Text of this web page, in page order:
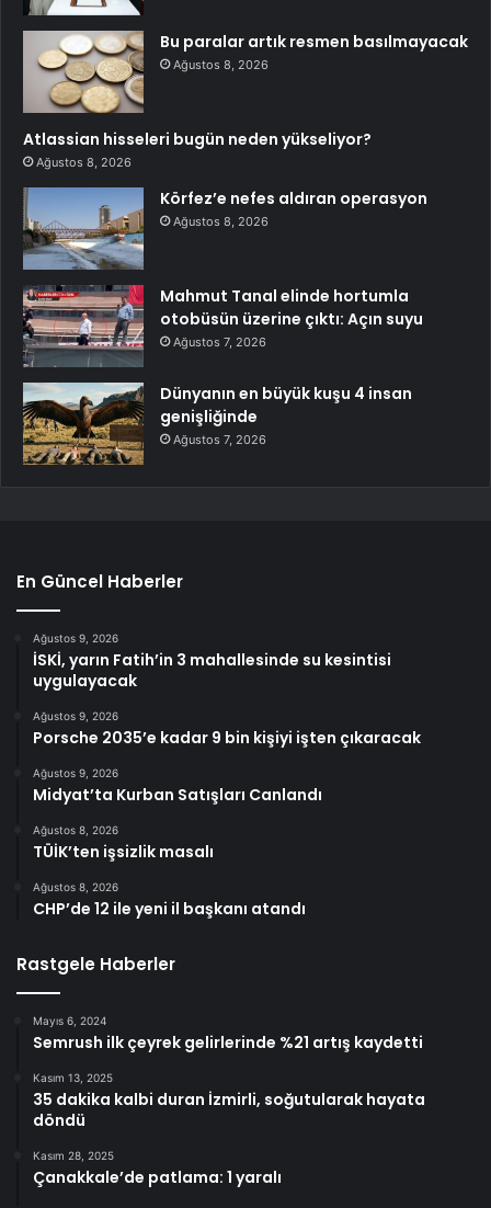
Bu paralar artık resmen basılmayacak
Ağustos 8, 2026
Atlassian hisseleri bugün neden yükseliyor?
Ağustos 8, 2026
Körfez’e nefes aldıran operasyon
Ağustos 8, 2026
Mahmut Tanal elinde hortumla
otobüsün üzerine çıktı: Açın suyu
Ağustos 7, 2026
Dünyanın en büyük kuşu 4 insan
genişliğinde
Ağustos 7, 2026
En Güncel Haberler
Ağustos 9, 2026
İSKİ, yarın Fatih’in 3 mahallesinde su kesintisi
uygulayacak
Ağustos 9, 2026
Porsche 2035’e kadar 9 bin kişiyi işten çıkaracak
Ağustos 9, 2026
Midyat’ta Kurban Satışları Canlandı
Ağustos 8, 2026
TÜİK’ten işsizlik masalı
Ağustos 8, 2026
CHP’de 12 ile yeni il başkanı atandı
Rastgele Haberler
Mayıs 6, 2024
Semrush ilk çeyrek gelirlerinde %21 artış kaydetti
Kasım 13, 2025
35 dakika kalbi duran İzmirli, soğutularak hayata
döndü
Kasım 28, 2025
Çanakkale’de patlama: 1 yaralı